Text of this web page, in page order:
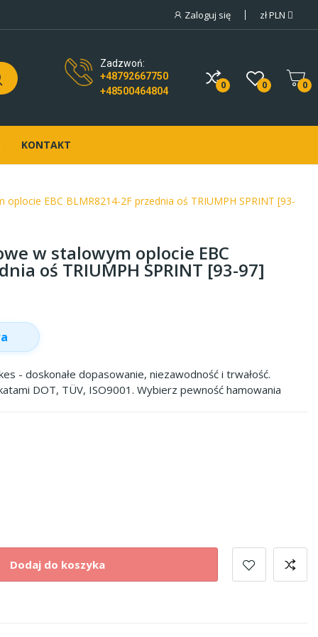
Zaloguj się złPLN
Zadzwoń:
+48792667750
+48500464804
0 0 0
KONTAKT
EBC BLMR8214-2F przednia oś TRIUMPH SPRINT [93-
w stalowym oplocie EBC
oś TRIUMPH SPRINT [93-97]
- doskonałe dopasowanie, niezawodność i trwałość.
DOT, TÜV, ISO9001. Wybierz pewność hamowania
Dodaj do koszyka